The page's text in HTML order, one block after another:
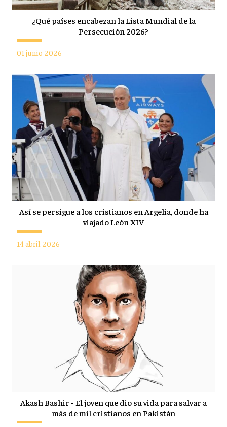
¿Qué países encabezan la Lista Mundial de la
Persecución 2026?
01 junio 2026
Así se persigue a los cristianos en Argelia, donde ha
viajado León XIV
14 abril 2026
Akash Bashir - El joven que dio su vida para salvar a
más de mil cristianos en Pakistán